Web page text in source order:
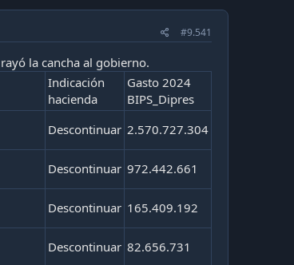
#9.541
la cancha al gobierno.
Indicación
hacienda
Gasto 2024
BIPS_Dipres
Descontinuar 2.570.727.304
Descontinuar 972.442.661
Descontinuar 165.409.192
Descontinuar 82.656.731